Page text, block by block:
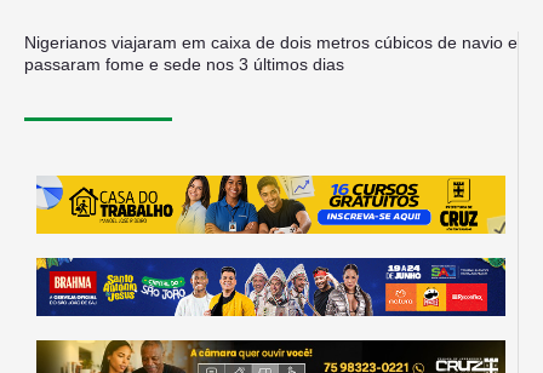
Nigerianos viajaram em caixa de dois metros cúbicos de navio e
passaram fome e sede nos 3 últimos dias